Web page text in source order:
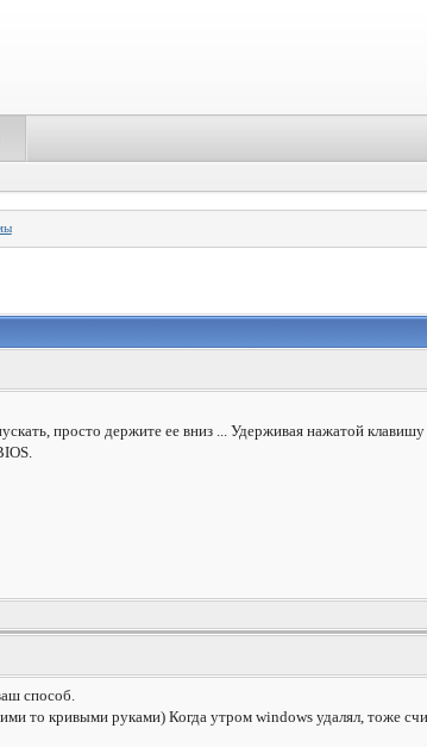
просто держите ее вниз ... Удерживая нажатой
способ.
то кривыми руками) Когда утром windows удалял, тоже